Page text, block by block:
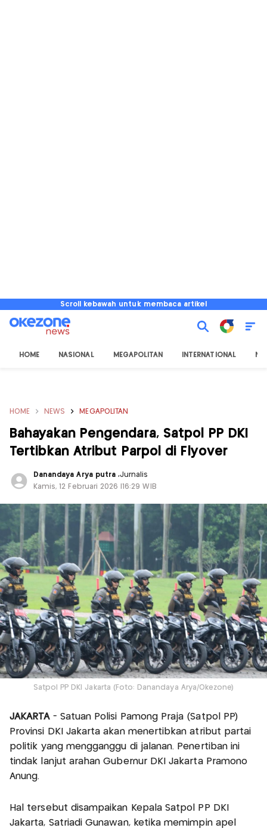
Scroll kebawah untuk membaca artikel
HOME NASIONAL MEGAPOLITAN INTERNATIONAL
HOME NEWS MEGAPOLITAN
Bahayakan Pengendara, Satpol PP DKI
Tertibkan Atribut Parpol di Flyover
Danandaya Arya putra,Jurnalis
Kamis, 12 Februari 2026 |16:29 WIB
Satpol PP DKI Jakarta (Foto: Danandaya Arya/Okezone)
JAKARTA - Satuan Polisi Pamong Praja (Satpol PP)
Provinsi DKI Jakarta akan menertibkan atribut partai
politik yang mengganggu di jalanan. Penertiban ini
tindak lanjut arahan Gubernur DKI Jakarta Pramono
Anung.
Hal tersebut disampaikan Kepala Satpol PP DKI
Jakarta, Satriadi Gunawan, ketika memimpin apel